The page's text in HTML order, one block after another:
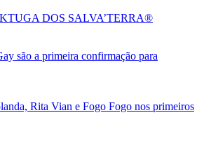
DOS SALVA’TERRA®
são a primeira confirmação para
Rita Vian e Fogo Fogo nos primeiros